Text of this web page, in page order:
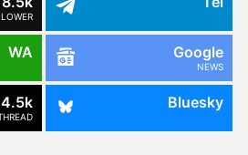
WA Google
NEWS
Bluesky